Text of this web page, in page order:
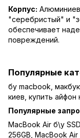
Корпус:
"серебристый" и
обеспечивает
повреждений.
Популярные
бу macbook
киев купить айфон
Популярные
MacBook Air б\у
256GB MacBook Air